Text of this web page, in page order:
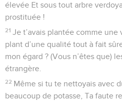
élevée Et sous tout arbre
prostituée !
21 Je t’avais plantée comme une
plant d’une qualité tout à fait
mon égard ? (Vous n’êtes que)
étrangère.
22 Même si tu te nettoyais avec
beaucoup de potasse, Ta faute